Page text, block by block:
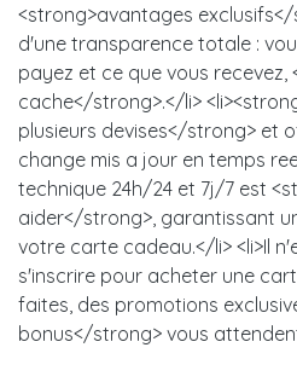
<strong>avantages exclusifs</
d'une transparence totale :
payez et ce que vous recevez,
cache</strong>.</li>
plusieurs devises</strong> et
change mis a jour en temps
technique 24h/24 et 7j/7 est
aider</strong>, garantissant
votre carte cadeau.</li> <li>Il
s'inscrire pour acheter une
faites, des promotions
bonus</strong> vous